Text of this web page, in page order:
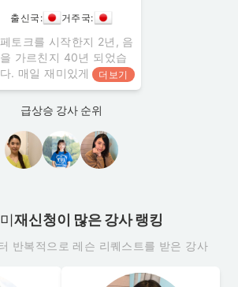
출신국: 거주국:
토크를 시작한지 2년, 음
가르친지 40년 되었습
. 매일 재미있게 레슨을
있습니다! 파이노 레슨
교재를 사용해서 기초부
배웁니다. 다양한 교재가
으니 재미있게 배울 수 있
거예요. 온라인 레슨에서
듣기 능력과 스스로 생각
더보기
급상승 강사 순위
재신청이 많은 강사 랭킹
반복적으로 레슨 리퀘스트를 받은 강사